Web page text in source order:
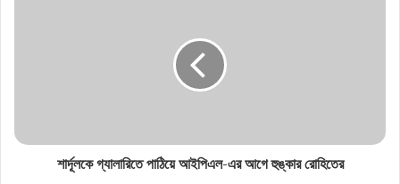
শার্দূলকে গ্যালারিতে পাঠিয়ে আইপিএল-এর আগে হুঙ্কার রোহিতের